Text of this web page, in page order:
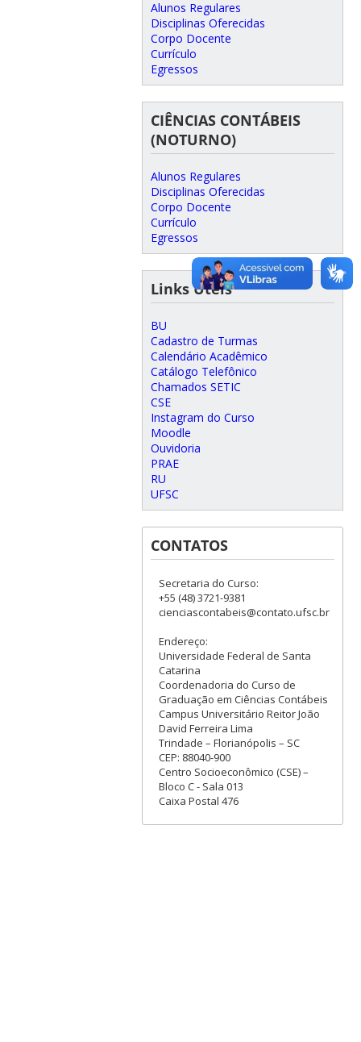
Alunos Regulares
Disciplinas Oferecidas
Corpo Docente
Currículo
Egressos
CIÊNCIAS CONTÁBEIS
(NOTURNO)
Alunos Regulares
Disciplinas Oferecidas
Corpo Docente
Currículo
Egressos
Links Úteis
BU
Cadastro de Turmas
Calendário Acadêmico
Catálogo Telefônico
Chamados SETIC
CSE
Instagram do Curso
Moodle
Ouvidoria
PRAE
RU
UFSC
CONTATOS
Secretaria do Curso:
+55 (48) 3721-9381
cienciascontabeis@contato.ufsc.br
Endereço:
Universidade Federal de Santa
Catarina
Coordenadoria do Curso de
Graduação em Ciências Contábeis
Campus Universitário Reitor João
David Ferreira Lima
Trindade – Florianópolis – SC
CEP: 88040-900
Centro Socioeconômico (CSE) –
Bloco C - Sala 013
Caixa Postal 476